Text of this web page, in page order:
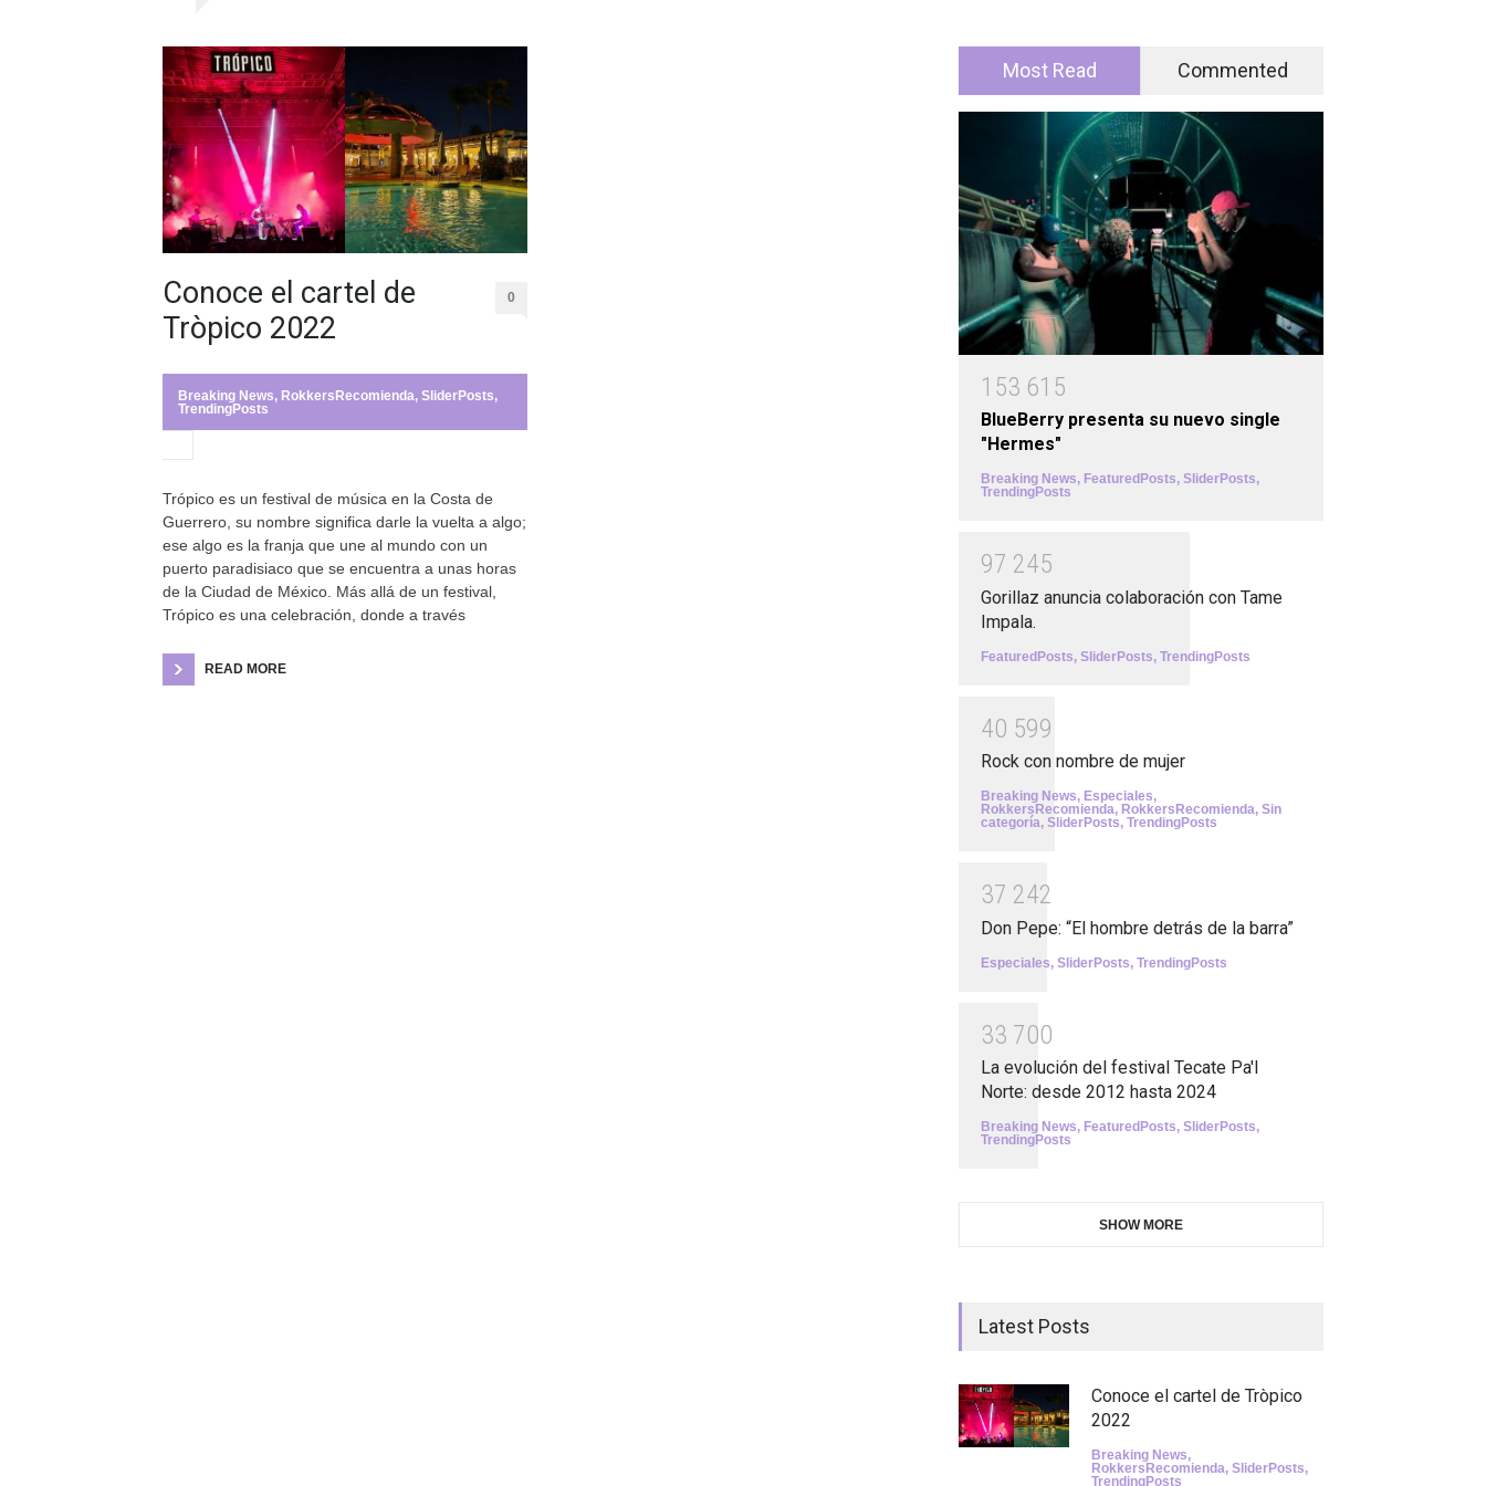
Conoce el cartel de
Tròpico 2022
0
Breaking News, RokkersRecomienda, SliderPosts,
TrendingPosts
Trópico es un festival de música en la Costa de
Guerrero, su nombre significa darle la vuelta a algo;
ese algo es la franja que une al mundo con un
puerto paradisiaco que se encuentra a unas horas
de la Ciudad de México. Más allá de un festival,
Trópico es una celebración, donde a través
READ MORE
Most Read Commented
1 53 61 5
BlueBerry presenta su nuevo single
"Hermes"
Breaking News, FeaturedPosts, SliderPosts,
TrendingPosts
97 245
Gorillaz anuncia colaboración con Tame
Impala.
FeaturedPosts, SliderPosts, TrendingPosts
40 599
Rock con nombre de mujer
Breaking News, Especiales,
RokkersRecomienda, RokkersRecomienda, Sin
categoría, SliderPosts, TrendingPosts
37 242
Don Pepe: “El hombre detrás de la barra”
Especiales, SliderPosts, TrendingPosts
33 700
La evolución del festival Tecate Pa'l
Norte: desde 2012 hasta 2024
Breaking News, FeaturedPosts, SliderPosts,
TrendingPosts
SHOW MORE
Latest Posts
Conoce el cartel de Tròpico
2022
Breaking News,
RokkersRecomienda, SliderPosts,
TrendingPosts